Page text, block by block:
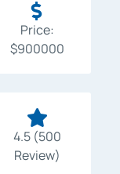

Price:
$900000

4.5 (500
Review)